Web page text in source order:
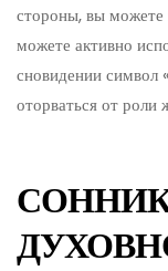
стороны, вы можете
можете активно
сновидении символ
оторваться от роли